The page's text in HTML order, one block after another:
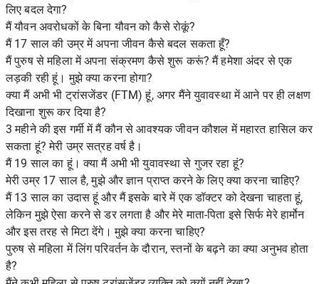
लिए बदल देगा?
मैं यौवन अवरोधकों के बिना यौवन को कैसे रोकूं?
मैं 17 साल की उम्र में अपना जीवन कैसे बदल सकता हूँ?
मैं पुरुष से महिला में अपना संक्रमण कैसे शुरू करूं? मैं हमेशा अंदर से एक
लड़की रही हूं। मुझे क्या करना होगा?
क्या मैं अभी भी ट्रांसजेंडर (FTM) हूं, अगर मैंने युवावस्था में आने पर ही लक्षण
दिखाना शुरू कर दिया है?
3 महीने की इस गर्मी में मैं कौन से आवश्यक जीवन कौशल में महारत हासिल कर
सकता हूं? मेरी उम्र सत्रह वर्ष है।
मैं 19 साल का हूं। क्या मैं अभी भी युवावस्था से गुजर रहा हूं?
मेरी उम्र 17 साल है, मुझे और ज्ञान प्राप्त करने के लिए क्या करना चाहिए?
मैं 13 साल का उदास हूं और मैं इसके बारे में एक डॉक्टर को देखना चाहता हूं,
लेकिन मुझे ऐसा करने से डर लगता है और मेरे माता-पिता इसे सिर्फ मेरे हार्मोन
और इस तरह से मिटा देंगे। मुझे क्या करना चाहिए?
पुरुष से महिला में लिंग परिवर्तन के दौरान, स्तनों के बढ़ने का क्या अनुभव होता
है?